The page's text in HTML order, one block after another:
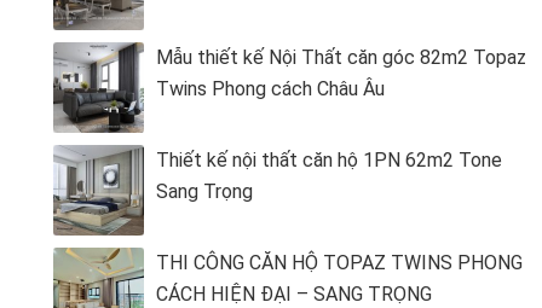
Mẫu thiết kế Nội Thất căn góc 82m2 Topaz
Twins Phong cách Châu Âu
Thiết kế nội thất căn hộ 1PN 62m2 Tone
Sang Trọng
THI CÔNG CĂN HỘ TOPAZ TWINS PHONG
CÁCH HIỆN ĐẠI – SANG TRỌNG